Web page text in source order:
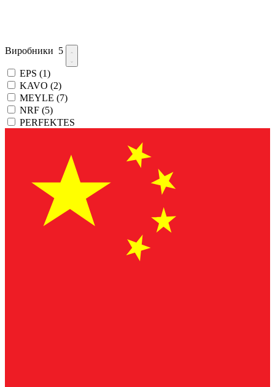
Виробники 5
EPS (1)
KAVO (2)
MEYLE (7)
NRF (5)
PERFEKTES